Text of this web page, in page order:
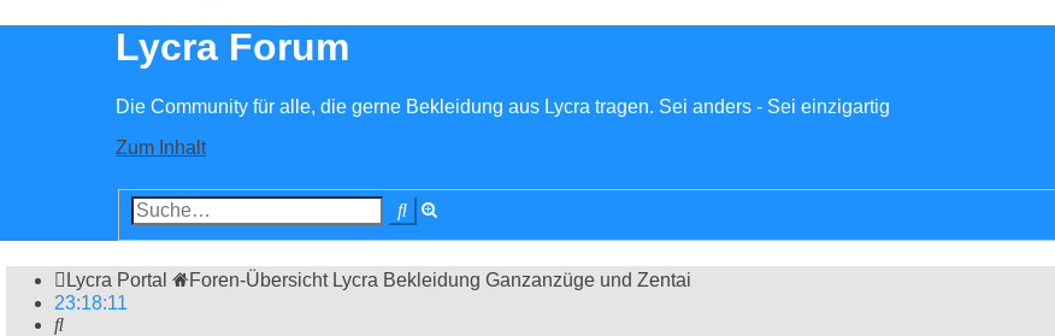
Lycra Forum
Die Community für alle, die gerne Bekleidung aus Lycra tragen. Sei anders - Sei einzigartig
Zum Inhalt
Suche
Lycra Portal Foren-Übersicht Lycra Bekleidung Ganzanzüge und Zentai
23:18:11
Suche